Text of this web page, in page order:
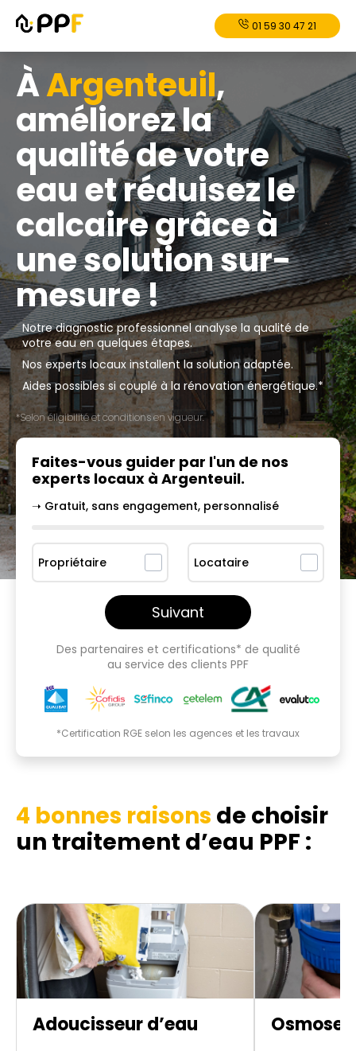
01 59 30 47 21
ÀArgenteuil,
améliorez la
qualité de votre
eau et réduisez le
calcaire grâce à
une solution sur-
mesure !
Notre diagnostic professionnel analyse la qualité de
votre eau en quelques étapes.
Nos experts locaux installent la solution adaptée.
Aides possibles si couplé à la rénovation énergétique.*
*Selon éligibilité et conditions en vigueur.
Faites-vous guider par l'un de nos
experts locaux à Argenteuil.
➝ Gratuit, sans engagement, personnalisé
Propriétaire Locataire
Suivant
Des partenaires et certifications* de qualité
au service des clients PPF
*Certification RGE selon les agences et les travaux
4 bonnes raisons de choisir
un traitement d’eau PPF :
Adoucisseur d’eau